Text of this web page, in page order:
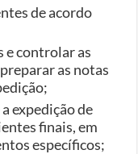
de acordo
e controlar as
as notas
expedição de
finais, em
específicos;